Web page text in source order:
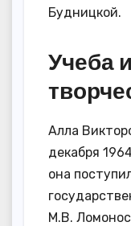
Будницкой.
Учеба
Алла
декабря
она
М.В.